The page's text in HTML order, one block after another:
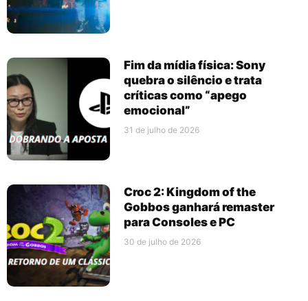
Fim da mídia física: Sony
quebra o silêncio e trata
críticas como “apego
emocional”
31 de julho de 2026
Croc 2: Kingdom of the
Gobbos ganhará remaster
para Consoles e PC
30 de julho de 2026